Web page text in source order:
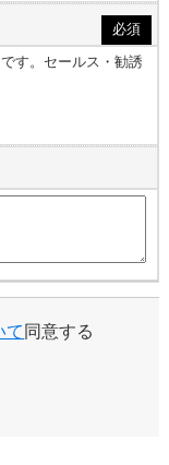
必須
す。セールス・勧誘
て 同意する